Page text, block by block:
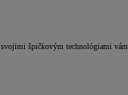
špičkovým technológiami vám